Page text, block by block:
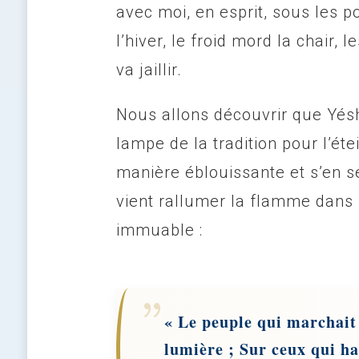
avec moi, en esprit, sous les
l’hiver, le froid mord la chair,
va jaillir.
Nous allons découvrir que
lampe de la tradition pour
manière éblouissante et s’en
vient rallumer la flamme
immuable :
« Le peuple qui
lumière ; Sur ceux qui